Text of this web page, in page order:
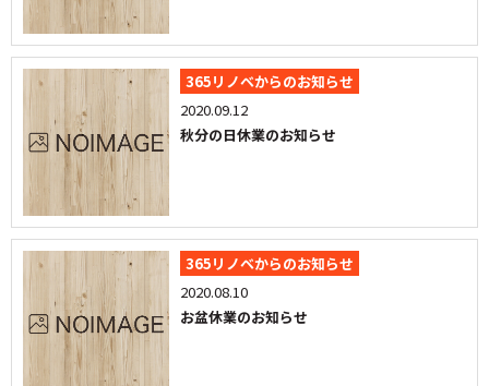
365リノベからのお知らせ
2020.09.12
秋分の日休業のお知らせ
365リノベからのお知らせ
2020.08.10
お盆休業のお知らせ